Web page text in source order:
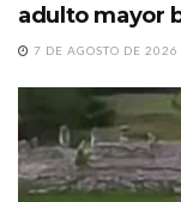
adulto mayor
7 DE AGOSTO DE 2026